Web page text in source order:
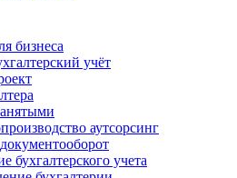
бизнеса
учёт
аутсорсинг
бухгалтерского учета